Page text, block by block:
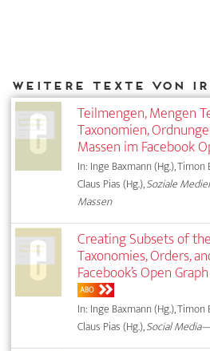
Teilmengen, Mengen
Taxonomien,
Massen im Facebook
In: Inge Baxmann (Hg.), Timon
Claus Pias (Hg.),Soziale
Massen
Creating Subsets of
Taxonomies, Orders,
Facebook’s Open
ABO
In: Inge Baxmann (Hg.), Timon
Claus Pias (Hg.),Social